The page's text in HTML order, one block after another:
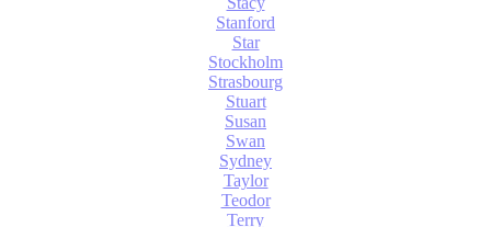
Stanford
Star
Stockholm
Strasbourg
Stuart
Susan
Swan
Sydney
Taylor
Teodor
Terry